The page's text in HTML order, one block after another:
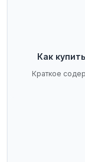
Как
Краткое